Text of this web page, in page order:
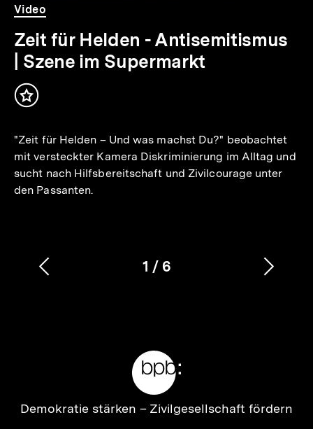
Video
Dauer
7
Min.
Video
Zeit für Helden - Antisemitismus
| Szene im Supermarkt
Inhalt
"Zeit für Helden – Und was machst Du?" beobachtet
mit versteckter Kamera Diskriminierung im Alltag und
sucht nach Hilfsbereitschaft und Zivilcourage unter
den Passanten.
Karussellinhalt
1
von
/ 6
Vorherigen
Zur
Demokratie stärken – Zivilgesellschaft fördern